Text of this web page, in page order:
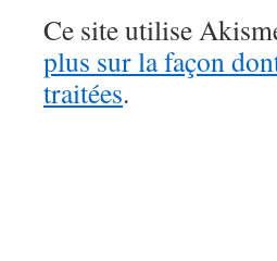
Ce site utilise
plus sur la façon
traitées.